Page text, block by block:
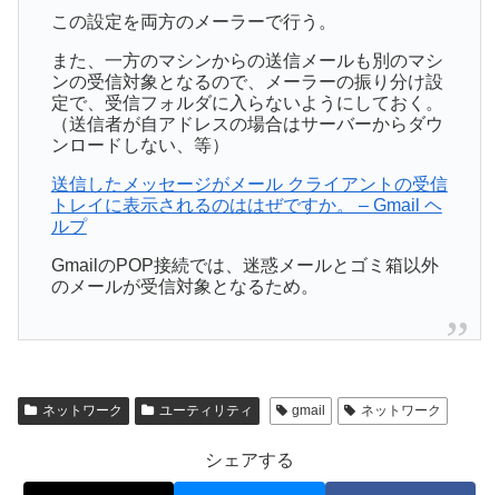
この設定を両方のメーラーで行う。
また、一方のマシンからの送信メールも別のマシ
ンの受信対象となるので、メーラーの振り分け設
定で、受信フォルダに入らないようにしておく。
（送信者が自アドレスの場合はサーバーからダウ
ンロードしない、等）
送信したメッセージがメール クライアントの受信
トレイに表示されるのははぜですか。 – Gmail ヘ
ルプ
GmailのPOP接続では、迷惑メールとゴミ箱以外
のメールが受信対象となるため。
ネットワーク ユーティリティ gmail ネットワーク
シェアする